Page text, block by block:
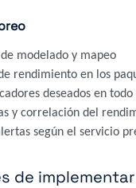
modelado y mapeo
rendimiento en los
deseados en
y correlación del
según el servicio
de